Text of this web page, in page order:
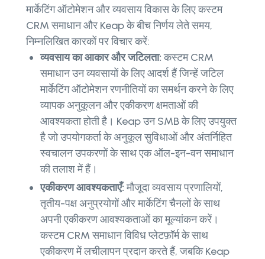
मार्केटिंग ऑटोमेशन और व्यवसाय विकास के लिए कस्टम
CRM समाधान और Keap के बीच निर्णय लेते समय,
निम्नलिखित कारकों पर विचार करें:
व्यवसाय का आकार और जटिलता:कस्टम CRM
समाधान उन व्यवसायों के लिए आदर्श हैं जिन्हें जटिल
मार्केटिंग ऑटोमेशन रणनीतियों का समर्थन करने के लिए
व्यापक अनुकूलन और एकीकरण क्षमताओं की
आवश्यकता होती है। Keap उन SMB के लिए उपयुक्त
है जो उपयोगकर्ता के अनुकूल सुविधाओं और अंतर्निहित
स्वचालन उपकरणों के साथ एक ऑल-इन-वन समाधान
की तलाश में हैं।
एकीकरण आवश्यकताएँ:मौजूदा व्यवसाय प्रणालियों,
तृतीय-पक्ष अनुप्रयोगों और मार्केटिंग चैनलों के साथ
अपनी एकीकरण आवश्यकताओं का मूल्यांकन करें।
कस्टम CRM समाधान विविध प्लेटफ़ॉर्म के साथ
एकीकरण में लचीलापन प्रदान करते हैं, जबकि Keap